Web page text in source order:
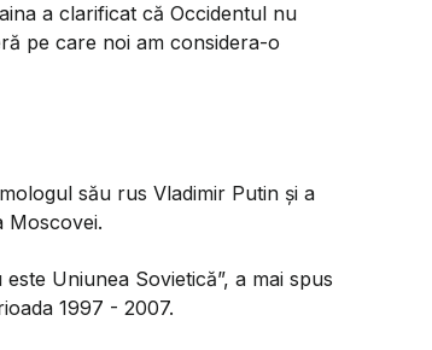
a clarificat că Occidentul nu
pe care noi am considera-o
său rus Vladimir Putin şi a
Moscovei.
Uniunea Sovietică”, a mai spus
1997 - 2007.